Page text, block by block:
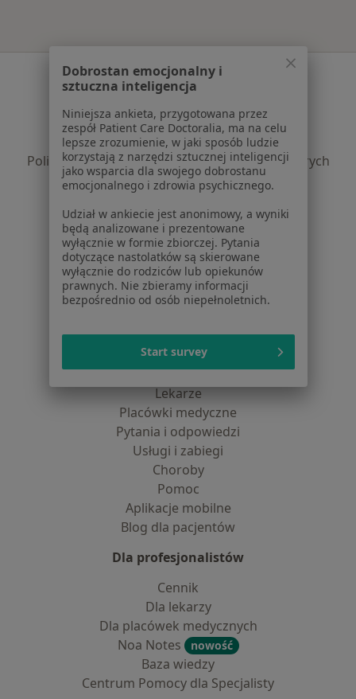
Serwis
Polityka prywatności pacjentów
Polityka prywatności profesjonalistów
Polityka prywatności dla profesjonalistów, których
dane pozyskaliśmy samodzielnie
Jak działają wyniki wyszukiwania
Dostępność
O nas
Praca Rekrutujemy!
Partnerzy
Kontakt
Dla pacjentów
Lekarze
Placówki medyczne
Pytania i odpowiedzi
Usługi i zabiegi
Choroby
Pomoc
Aplikacje mobilne
Blog dla pacjentów
Dla profesjonalistów
Cennik
Dla lekarzy
Dla placówek medycznych
Noa Notes
nowość
Baza wiedzy
Centrum Pomocy dla Specjalisty
Dobrostan emocjonalny i
sztuczna inteligencja
Niniejsza ankieta, przygotowana przez
zespół Patient Care Doctoralia, ma na celu
lepsze zrozumienie, w jaki sposób ludzie
korzystają z narzędzi sztucznej inteligencji
jako wsparcia dla swojego dobrostanu
emocjonalnego i zdrowia psychicznego.
Udział w ankiecie jest anonimowy, a wyniki
będą analizowane i prezentowane
wyłącznie w formie zbiorczej. Pytania
dotyczące nastolatków są skierowane
wyłącznie do rodziców lub opiekunów
prawnych. Nie zbieramy informacji
bezpośrednio od osób niepełnoletnich.
Start survey